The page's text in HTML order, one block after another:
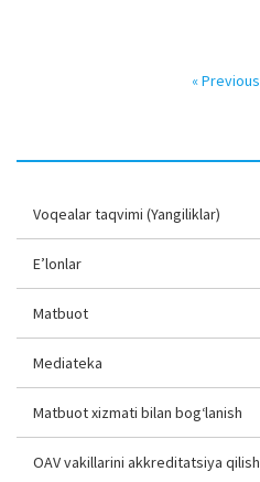
« Previous
Voqealar taqvimi (Yangiliklar)
E’lonlar
Matbuot
Mediateka
Matbuot xizmati bilan bog‘lanish
OAV vakillarini akkreditatsiya qilish